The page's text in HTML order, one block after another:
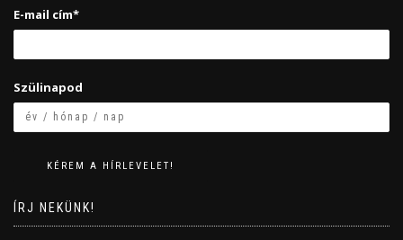
E-mail cím*
Szülinapod
ÍRJ NEKÜNK!